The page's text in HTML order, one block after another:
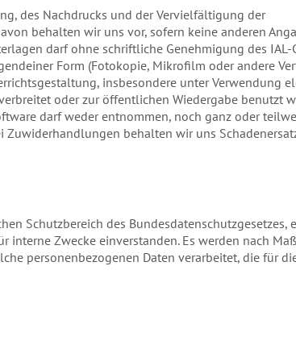
des Nachdrucks und der Vervielfältigung der
behalten wir uns vor, sofern keine anderen
darf ohne schriftliche Genehmigung des IAL-
Form (Fotokopie, Mikrofilm oder andere
insbesondere unter Verwendung
oder zur öffentlichen Wiedergabe benutzt
darf weder entnommen, noch ganz oder
Zuwiderhandlungen behalten wir uns
Schutzbereich des Bundesdatenschutzgesetzes,
interne Zwecke einverstanden. Es werden nach
personenbezogenen Daten verarbeitet, die für